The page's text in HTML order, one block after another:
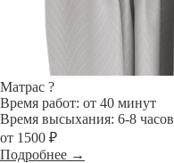
Матрас ?
Время работ: от 40 минут
Время высыхания: 6-8 часов
от 1500 ₽
Подробнее →